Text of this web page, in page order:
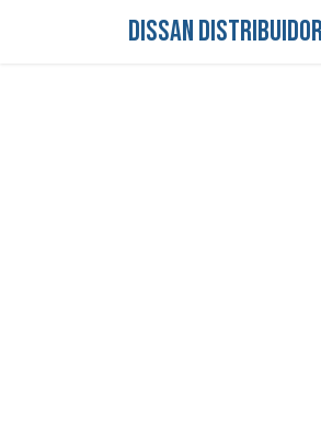
DISSAN